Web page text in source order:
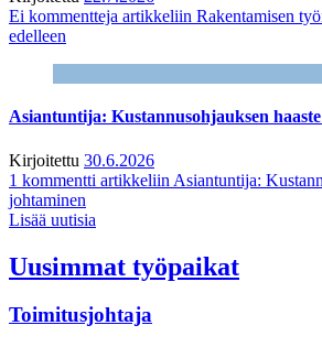
Ei kommentteja artikkeliin Rakentamisen
edelleen
Asiantuntija: Kustannusohjauksen
Kirjoitettu 30.6.2026
1 kommentti artikkeliin Asiantuntija:
johtaminen
Lisää uutisia
Uusimmat työpaikat
Toimitusjohtaja